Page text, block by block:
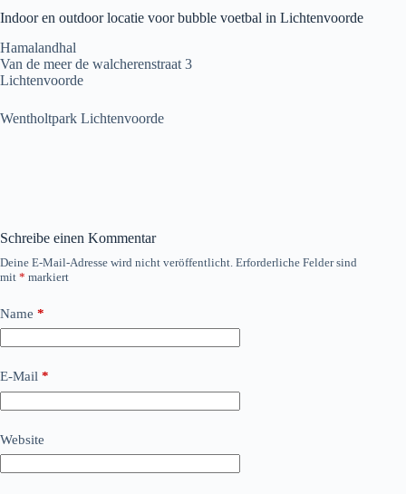
Indoor en outdoor locatie voor bubble voetbal in Lichtenvoorde
Hamalandhal
Van de meer de walcherenstraat 3
Lichtenvoorde
Wentholtpark Lichtenvoorde
Schreibe einen Kommentar
Deine E-Mail-Adresse wird nicht veröffentlicht. Erforderliche Felder sind
mit * markiert
Name *
E-Mail *
Website